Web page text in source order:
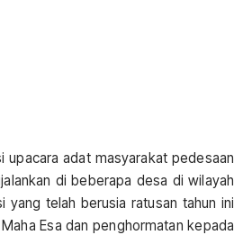
upacara adat masyarakat pedesaan
di beberapa desa di wilayah
yang telah berusia ratusan tahun ini
Esa dan penghormatan kepada